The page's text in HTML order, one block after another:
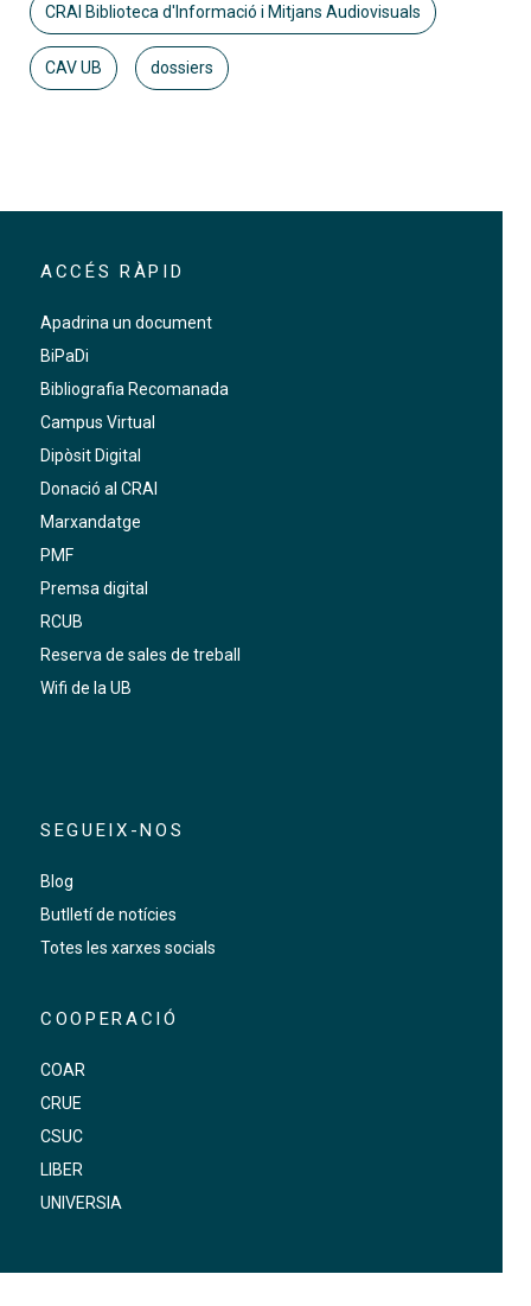
CRAI Biblioteca d'Informació i Mitjans Audiovisuals
CAV UB dossiers
ACCÉS RÀPID
Apadrina un document
BiPaDi
Bibliografia Recomanada
Campus Virtual
Dipòsit Digital
Donació al CRAI
Marxandatge
PMF
Premsa digital
RCUB
Reserva de sales de treball
Wifi de la UB
SEGUEIX-NOS
Blog
Butlletí de notícies
Totes les xarxes socials
COOPERACIÓ
COAR
CRUE
CSUC
LIBER
UNIVERSIA